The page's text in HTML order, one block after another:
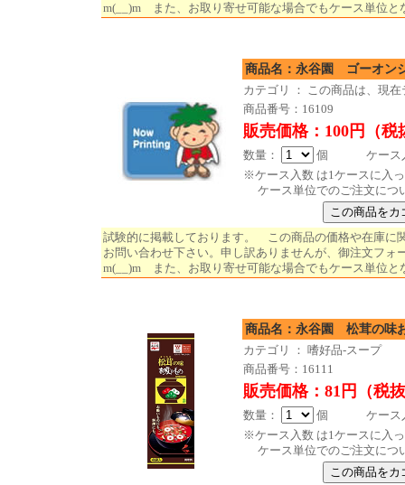
m(__)m また、お取り寄せ可能な場合でもケース単位と
商品名：永谷園 ゴーオン
カテゴリ ： この商品は、現
商品番号：16109
販売価格：100円（税
数量：
個 ケース入
※ケース入数 は1ケースに入
ケース単位でのご注文につ
試験的に掲載しております。 この商品の価格や在庫に
お問い合わせ下さい。申し訳ありませんが、御注文フォ
m(__)m また、お取り寄せ可能な場合でもケース単位と
商品名：永谷園 松茸
カテゴリ ： 嗜好品-スープ
商品番号：16111
販売価格：81円（税
数量：
個 ケース入
※ケース入数 は1ケースに入
ケース単位でのご注文につ